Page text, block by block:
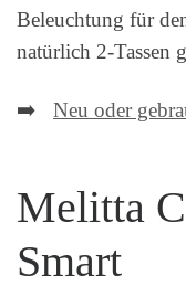
Beleuchtung für
natürlich 2-Tassen
➡️ Neu oder
Melitta
Smart